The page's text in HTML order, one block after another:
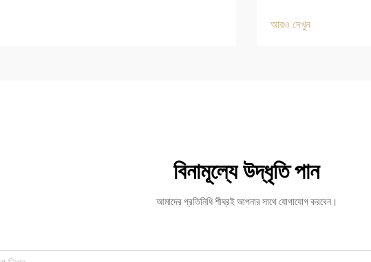
আরও দেখুন
বিনামূল্যে উদ্ধৃতি পান
আমাদের প্রতিনিধি শীঘ্রই আপনার সাথে যোগাযোগ করবেন।